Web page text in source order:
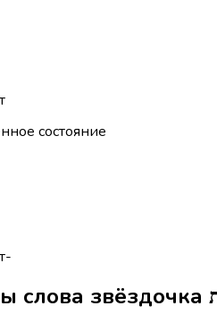
т
состояние
т-